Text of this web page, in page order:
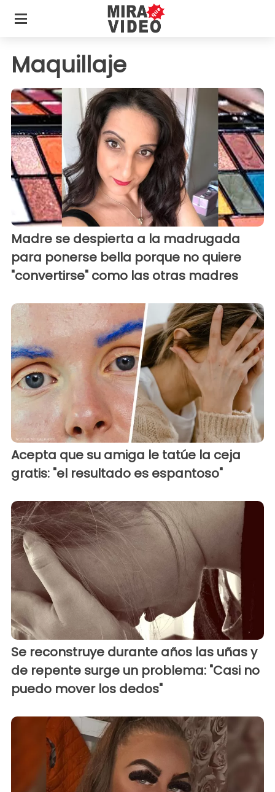
Maquillaje
Madre se despierta a la madrugada
para ponerse bella porque no quiere
"convertirse" como las otras madres
Acepta que su amiga le tatúe la ceja
gratis: "el resultado es espantoso"
Se reconstruye durante años las uñas y
de repente surge un problema: "Casi no
puedo mover los dedos"